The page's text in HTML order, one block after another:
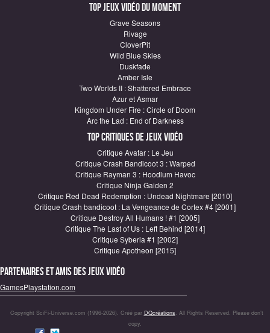
Top Jeux vidéo du moment
Grave Seasons
Rivage
CloverPit
Wild Blue Skies
Duskfade
Amber Isle
Two Worlds II : Shattered Embrace
Azur et Asmar
Kingdom Under Fire : Circle of Doom
Arc the Lad : End of Darkness
Top critiques de Jeux vidéo
Critique Avatar : Le Jeu
Critique Crash Bandicoot 3 : Warped
Critique Rayman 3 : Hoodlum Havoc
Critique Ninja Gaiden 2
Critique Red Dead Redemption : Undead Nightmare [2010]
Critique Crash bandicoot : La Vengeance de Cortex #4 [2001]
Critique Destroy All Humans ! #1 [2005]
Critique The Last of Us : Left Behind [2014]
Critique Syberia #1 [2002]
Critique Apotheon [2015]
Partenaires et amis des jeux vidéo
GamesPlaystation.com
Copyright SciFi-Universe.com (1996-2026). Créé par DQcréations. All Rights Reserved. Please don’t
copy.